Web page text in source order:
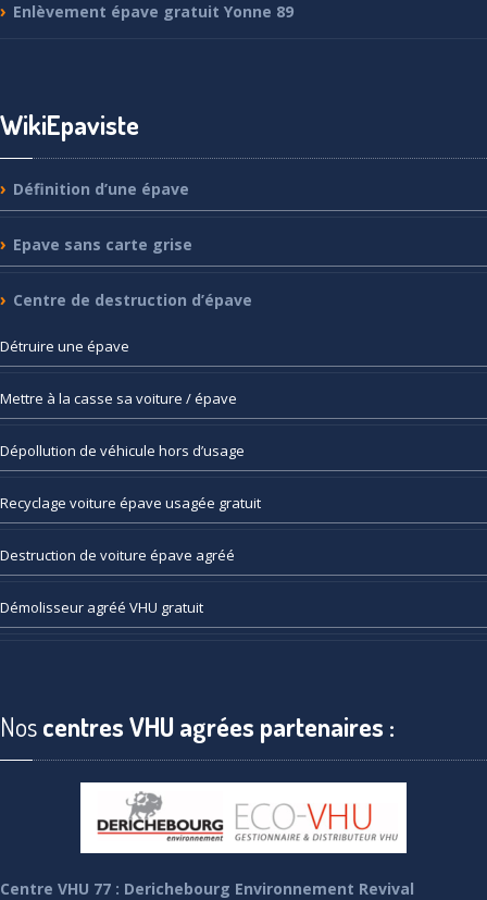
Enlèvement épave gratuit Yonne 89
WikiEpaviste
Définition d’une épave
Epave sans carte grise
Centre de destruction d’épave
Détruire une épave
Mettre à la casse sa voiture / épave
Dépollution de véhicule hors d’usage
Recyclage voiture épave usagée gratuit
Destruction de voiture épave agréé
Démolisseur agréé VHU gratuit
Noscentres VHU agrées partenaires :
Centre VHU 77 : Derichebourg Environnement Revival